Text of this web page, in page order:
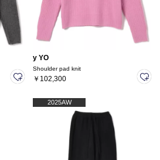
y YO
Shoulder pad knit
￥102,300
2025AW